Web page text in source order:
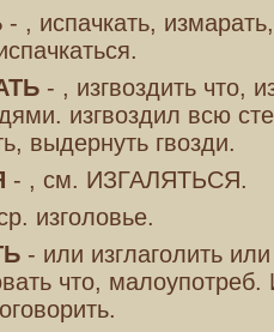
- , испачкать, измарать,
- , изгвоздить что,
изгвоздил всю
выдернуть гвозди.
- , см. ИЗГАЛЯТЬСЯ.
изголовье.
- или изглаголить или
что,